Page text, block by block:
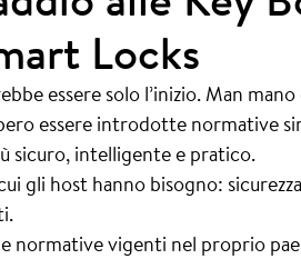
Locks
essere solo l’inizio. Man
essere introdotte normative
sicuro, intelligente e pratico.
gli host hanno bisogno:
normative vigenti nel proprio